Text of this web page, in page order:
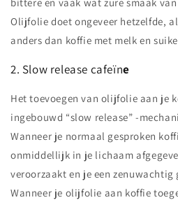
Olijfolie doet ongeveer hetzelfde,
anders dan koffie met melk en
2. Slow release cafeïne
Het toevoegen van olijfolie aan je
ingebouwd “slow release” -
Wanneer je normaal gesproken
onmiddellijk in je lichaam
veroorzaakt en je een zenuwachtig
Wanneer je olijfolie aan koffie